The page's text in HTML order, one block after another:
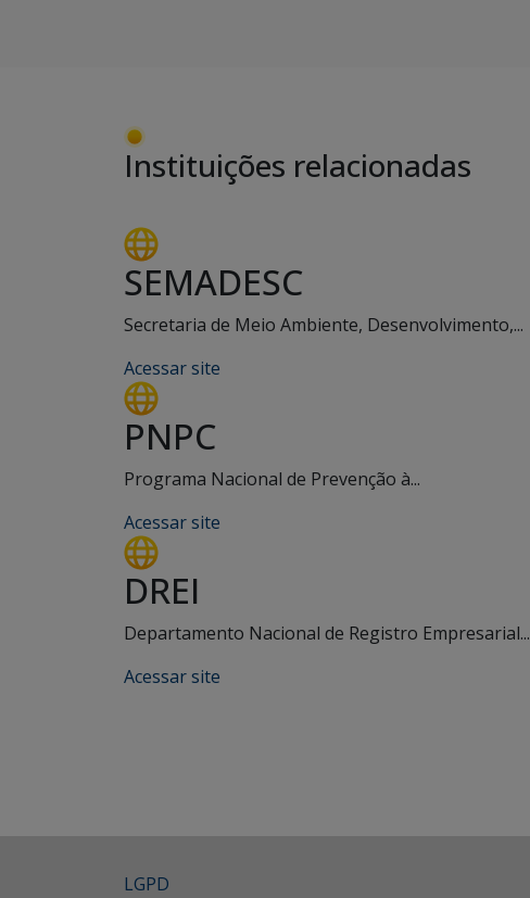
Instituições relacionadas
SEMADESC
Secretaria de Meio Ambiente, Desenvolvimento,...
Acessar site
PNPC
Programa Nacional de Prevenção à...
Acessar site
DREI
Departamento Nacional de Registro Empresarial...
Acessar site
LGPD